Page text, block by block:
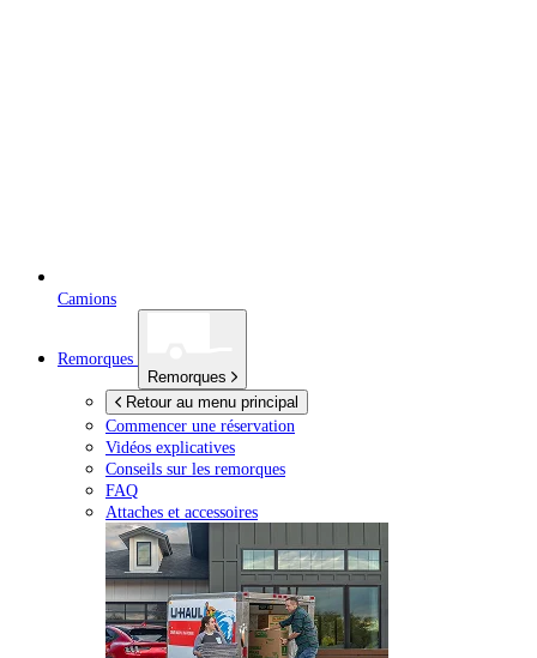
Camions
Remorques
Remorques
Retour au menu principal
Commencer une réservation
Vidéos explicatives
Conseils sur les remorques
FAQ
Attaches et accessoires